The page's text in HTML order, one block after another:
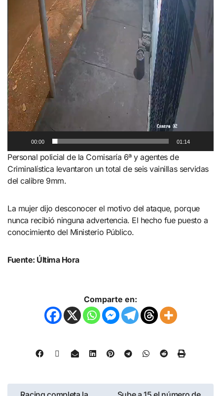
00:00 01:14
Personal policial de la Comisaría 6ª y agentes de
Criminalística levantaron un total de seis vainillas servidas
del calibre 9mm.
La mujer dijo desconocer el motivo del ataque, porque
nunca recibió ninguna advertencia. El hecho fue puesto a
conocimiento del Ministerio Público.
Fuente: Última Hora
Comparte en: